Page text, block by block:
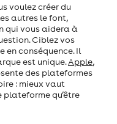
voulez créer du
autres le font,
qui vous aidera à
Ciblez vos
en conséquence. Il
est unique.Apple,
des plateformes
: mieux vaut
qu’être